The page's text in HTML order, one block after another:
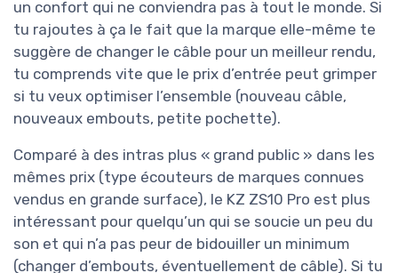
un confort qui ne conviendra pas à tout le monde. Si
tu rajoutes à ça le fait que la marque elle-même te
suggère de changer le câble pour un meilleur rendu,
tu comprends vite que le prix d’entrée peut grimper
si tu veux optimiser l’ensemble (nouveau câble,
nouveaux embouts, petite pochette).
Comparé à des intras plus « grand public » dans les
mêmes prix (type écouteurs de marques connues
vendus en grande surface), le KZ ZS10 Pro est plus
intéressant pour quelqu’un qui se soucie un peu du
son et qui n’a pas peur de bidouiller un minimum
(changer d’embouts, éventuellement de câble). Si tu